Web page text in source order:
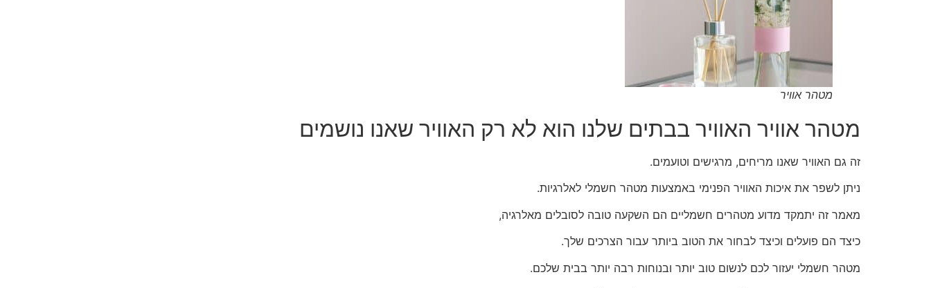
מטהר אוויר
מטהר אוויר האוויר בבתים שלנו הוא לא רק האוויר שאנו נושמים
זה גם האוויר שאנו מריחים, מרגישים וטועמים.
ניתן לשפר את איכות האוויר הפנימי באמצעות מטהר חשמלי לאלרגיות.
מאמר זה יתמקד מדוע מטהרים חשמליים הם השקעה טובה לסובלים מאלרגיה,
כיצד הם פועלים וכיצד לבחור את הטוב ביותר עבור הצרכים שלך.
מטהר חשמלי יעזור לכם לנשום טוב יותר ובנוחות רבה יותר בבית שלכם.